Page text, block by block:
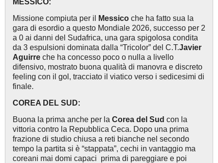
Missione compiuta per il
Messico che ha fatto sua la
gara di esordio a questo Mondiale 2026, successo per 2
a 0 ai danni del Sudafrica, una gara spigolosa condita
da 3 espulsioni dominata dalla “Tricolor” del C.T.Javier
Aguirre che ha concesso poco o nulla a livello
difensivo, mostrato buona qualità di manovra e discreto
feeling con il gol, tracciato il viatico verso i sedicesimi di
finale.
COREA DEL SUD:
Buona la prima anche per la Corea del Sud con la
vittoria contro la Repubblica Ceca. Dopo una prima
frazione di studio chiusa a reti bianche nel secondo
tempo la partita si è “stappata”, cechi in vantaggio ma
coreani mai domi capaci prima di pareggiare e poi